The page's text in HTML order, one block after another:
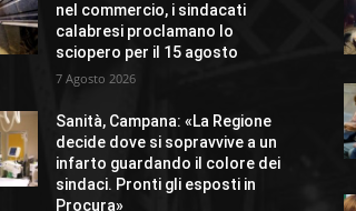
nel commercio, i sindacati
calabresi proclamano lo
sciopero per il 15 agosto
7 Agosto 2026
Sanità, Campana: «La Regione
decide dove si sopravvive a un
infarto guardando il colore dei
sindaci. Pronti gli esposti in
Procura»